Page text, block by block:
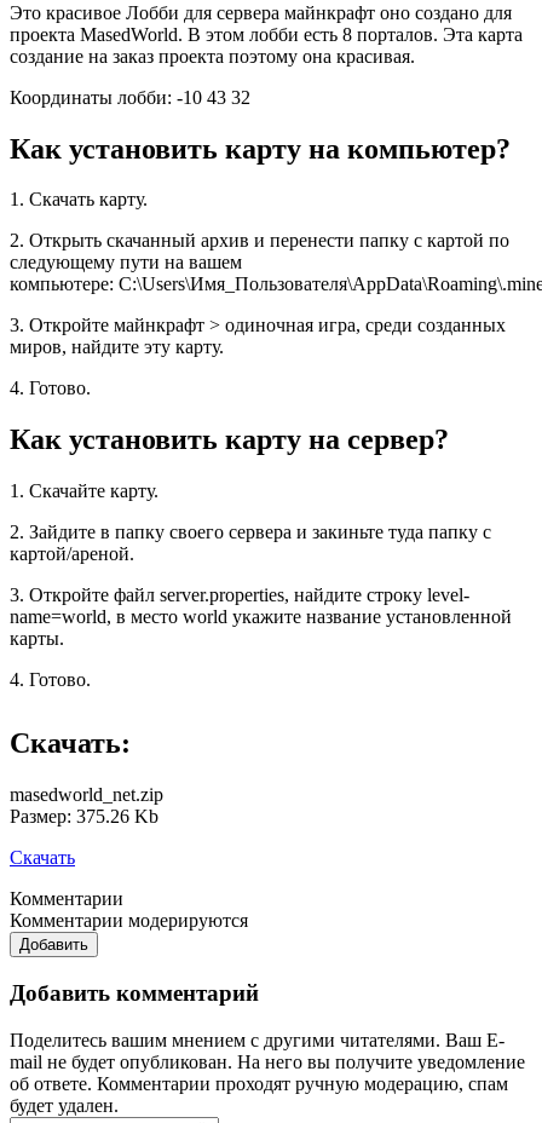
Это красивое Лобби для сервера майнкрафт оно создано для
проекта MasedWorld. В этом лобби есть 8 порталов. Эта карта
создание на заказ проекта поэтому она красивая.
Координаты лобби: -10 43 32
Как установить карту на компьютер?
1. Скачать карту.
2. Открыть скачанный архив и перенести папку с картой по
следующему пути на вашем
компьютере:
3. Откройте майнкрафт > одиночная игра, среди созданных
миров, найдите эту карту.
4. Готово.
Как установить карту на сервер?
1. Скачайте карту.
2. Зайдите в папку своего сервера и закиньте туда папку с
картой/ареной.
3. Откройте файл server.properties, найдите строку level-
name=world, в место world укажите название установленной
карты.
4. Готово.
Скачать:
masedworld_net.zip
Размер: 375.26 Kb
Скачать
Комментарии
Комментарии модерируются
Добавить
Добавить комментарий
Поделитесь вашим мнением с другими читателями. Ваш E-
mail не будет опубликован. На него вы получите уведомление
об ответе. Комментарии проходят ручную модерацию, спам
будет удален.